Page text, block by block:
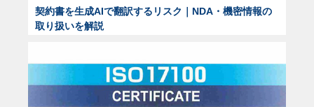
契約書を生成AIで翻訳するリスク｜NDA・機密情報の
取り扱いを解説